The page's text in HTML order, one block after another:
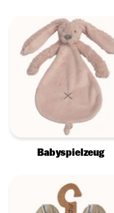
Babyspielzeug